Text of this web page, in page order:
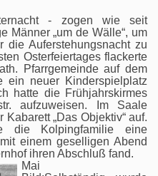
- zogen wie seit
Männer „um de Wälle“, um
die Auferstehungsnacht zu
Osterfeiertages flackerte
Pfarrgemeinde auf dem
ein neuer Kinderspielplatz
hatte die Frühjahrskirmes
aufzuweisen. Im Saale
„Das Objektiv“ auf.
die Kolpingfamilie eine
einem geselligen Abend
ihren Abschluß fand.
Mai